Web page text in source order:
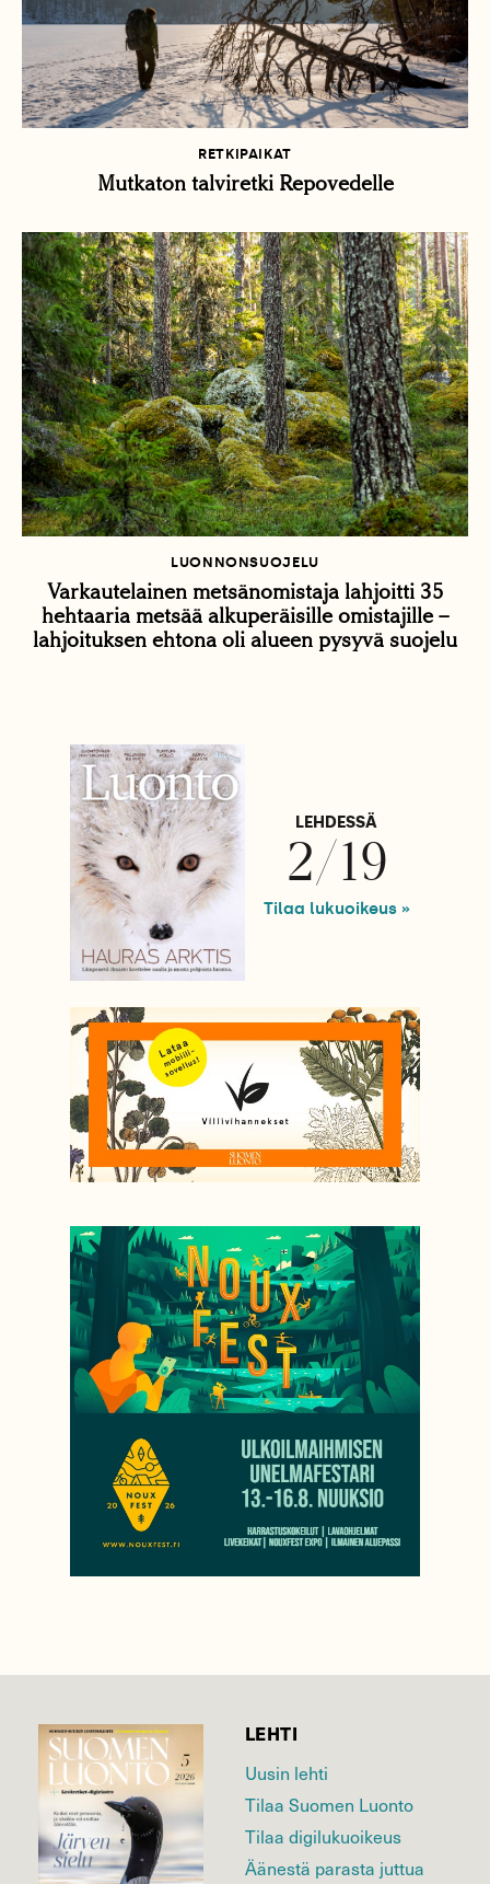
RETKIPAIKAT
Mutkaton talviretki Repovedelle
LUONNONSUOJELU
Varkautelainen metsänomistaja lahjoitti 35
hehtaaria metsää alkuperäisille omistajille –
lahjoituksen ehtona oli alueen pysyvä suojelu
LEHDESSÄ
2/19
Tilaa lukuoikeus »
LEHTI
Uusin lehti
Tilaa Suomen Luonto
Tilaa digilukuoikeus
Äänestä parasta juttua